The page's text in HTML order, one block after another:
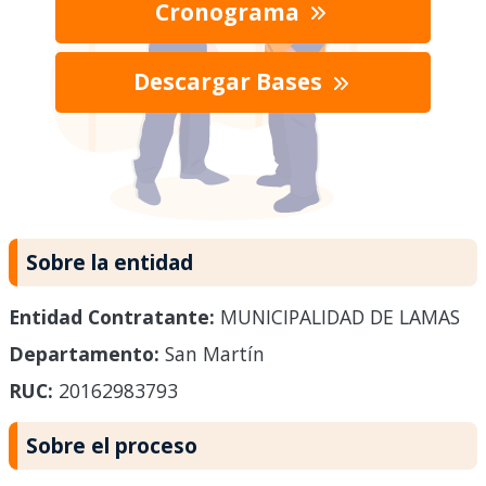
Cronograma
Descargar Bases
Sobre la entidad
Entidad Contratante: MUNICIPALIDAD DE LAMAS
Departamento: San Martín
RUC: 20162983793
Sobre el proceso